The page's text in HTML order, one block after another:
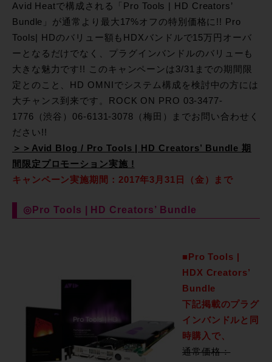
Avid Heatで構成される「Pro Tools | HD Creators’
Bundle」が通常より最大17%オフの特別価格に!! Pro
Tools| HDのバリュー額もHDXバンドルで15万円オーバ
ーとなるだけでなく、プラグインバンドルのバリューも
大きな魅力です!! このキャンペーンは3/31までの期間限
定とのこと、HD OMNIでシステム構成を検討中の方には
大チャンス到来です。ROCK ON PRO 03-3477-
1776（渋谷）06-6131-3078（梅田）までお問い合わせく
ださい!!
＞＞Avid Blog / Pro Tools | HD Creators’ Bundle 期
間限定プロモーション実施 !
キャンペーン実施期間：2017年3月31日（金）まで
◎Pro Tools | HD Creators’ Bundle
■Pro Tools |
HDX Creators’
Bundle
下記掲載のプラグ
インバンドルと同
時購入で、
通常価格：